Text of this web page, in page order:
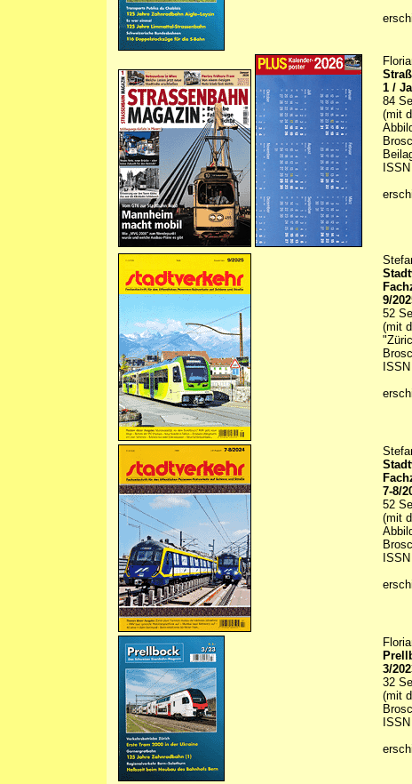
1 /
84
(mit
9/
52
(mit
7-8/
52
(mit
3/
32
(mit